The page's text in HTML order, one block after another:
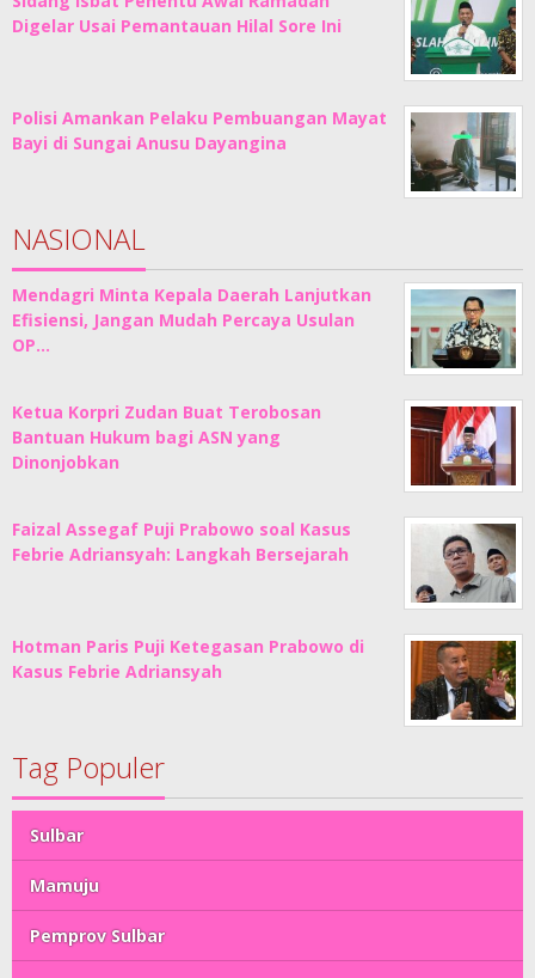
Digelar Usai Pemantauan Hilal Sore Ini
Polisi Amankan Pelaku Pembuangan Mayat
Bayi di Sungai Anusu Dayangina
NASIONAL
Mendagri Minta Kepala Daerah Lanjutkan
Efisiensi, Jangan Mudah Percaya Usulan
OP…
Ketua Korpri Zudan Buat Terobosan
Bantuan Hukum bagi ASN yang
Dinonjobkan
Faizal Assegaf Puji Prabowo soal Kasus
Febrie Adriansyah: Langkah Bersejarah
Hotman Paris Puji Ketegasan Prabowo di
Kasus Febrie Adriansyah
Tag Populer
Sulbar
Mamuju
Pemprov Sulbar